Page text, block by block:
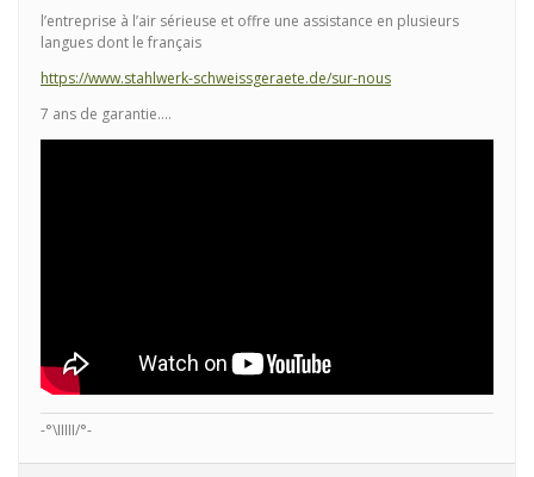
l’entreprise à l’air sérieuse et offre une assistance en plusieurs
langues dont le français
https://www.stahlwerk-schweissgeraete.de/sur-nous
7 ans de garantie….
-°\IIIII/°-